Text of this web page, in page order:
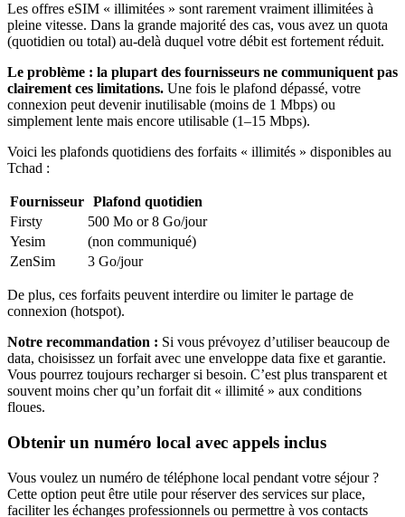
Les offres eSIM « illimitées » sont rarement vraiment illimitées à
pleine vitesse. Dans la grande majorité des cas, vous avez un quota
(quotidien ou total) au-delà duquel votre débit est fortement réduit.
Le problème : la plupart des fournisseurs ne communiquent pas
clairement ces limitations. Une fois le plafond dépassé, votre
connexion peut devenir inutilisable (moins de 1 Mbps) ou
simplement lente mais encore utilisable (1–15 Mbps).
Voici les plafonds quotidiens des forfaits « illimités » disponibles au
Tchad :
Fournisseur Plafond quotidien
Firsty
500 Mo or 8 Go/jour
Yesim
(non communiqué)
ZenSim
3 Go/jour
De plus, ces forfaits peuvent interdire ou limiter le partage de
connexion (hotspot).
Notre recommandation : Si vous prévoyez d’utiliser beaucoup de
data, choisissez un forfait avec une enveloppe data fixe et garantie.
Vous pourrez toujours recharger si besoin. C’est plus transparent et
souvent moins cher qu’un forfait dit « illimité » aux conditions
floues.
Obtenir un numéro local avec appels inclus
Vous voulez un numéro de téléphone local pendant votre séjour ?
Cette option peut être utile pour réserver des services sur place,
faciliter les échanges professionnels ou permettre à vos contacts